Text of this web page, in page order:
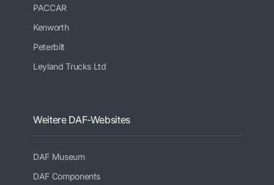
PACCAR
Kenworth
Peterbilt
Leyland Trucks Ltd
Weitere DAF-Websites
DAF Museum
DAF Components